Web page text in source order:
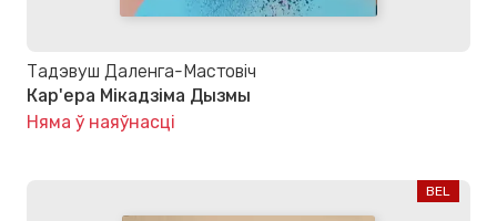
Тадэвуш Даленга-Мастовіч
Кар'ера Мікадзіма Дызмы
Няма ў наяўнасці
BEL